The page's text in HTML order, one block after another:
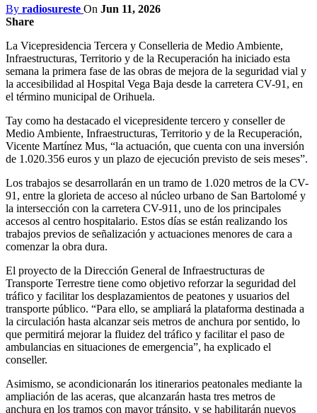
By radiosureste On Jun 11, 2026
Share
La Vicepresidencia Tercera y Conselleria de Medio Ambiente,
Infraestructuras, Territorio y de la Recuperación ha iniciado esta
semana la primera fase de las obras de mejora de la seguridad vial y
la accesibilidad al Hospital Vega Baja desde la carretera CV-91, en
el término municipal de Orihuela.
Tay como ha destacado el vicepresidente tercero y conseller de
Medio Ambiente, Infraestructuras, Territorio y de la Recuperación,
Vicente Martínez Mus, “la actuación, que cuenta con una inversión
de 1.020.356 euros y un plazo de ejecución previsto de seis meses”.
Los trabajos se desarrollarán en un tramo de 1.020 metros de la CV-
91, entre la glorieta de acceso al núcleo urbano de San Bartolomé y
la intersección con la carretera CV-911, uno de los principales
accesos al centro hospitalario. Estos días se están realizando los
trabajos previos de señalización y actuaciones menores de cara a
comenzar la obra dura.
El proyecto de la Dirección General de Infraestructuras de
Transporte Terrestre tiene como objetivo reforzar la seguridad del
tráfico y facilitar los desplazamientos de peatones y usuarios del
transporte público. “Para ello, se ampliará la plataforma destinada a
la circulación hasta alcanzar seis metros de anchura por sentido, lo
que permitirá mejorar la fluidez del tráfico y facilitar el paso de
ambulancias en situaciones de emergencia”, ha explicado el
conseller.
Asimismo, se acondicionarán los itinerarios peatonales mediante la
ampliación de las aceras, que alcanzarán hasta tres metros de
anchura en los tramos con mayor tránsito, y se habilitarán nuevos